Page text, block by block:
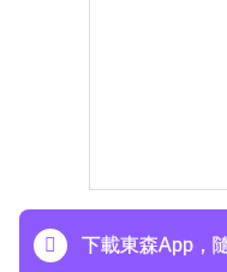
下載東森App，